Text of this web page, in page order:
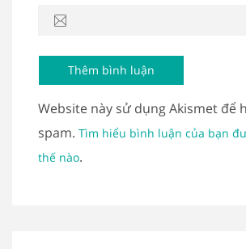
Website này sử dụng Akismet để
spam. Tìm hiểu bình luận của bạn
thế nào.